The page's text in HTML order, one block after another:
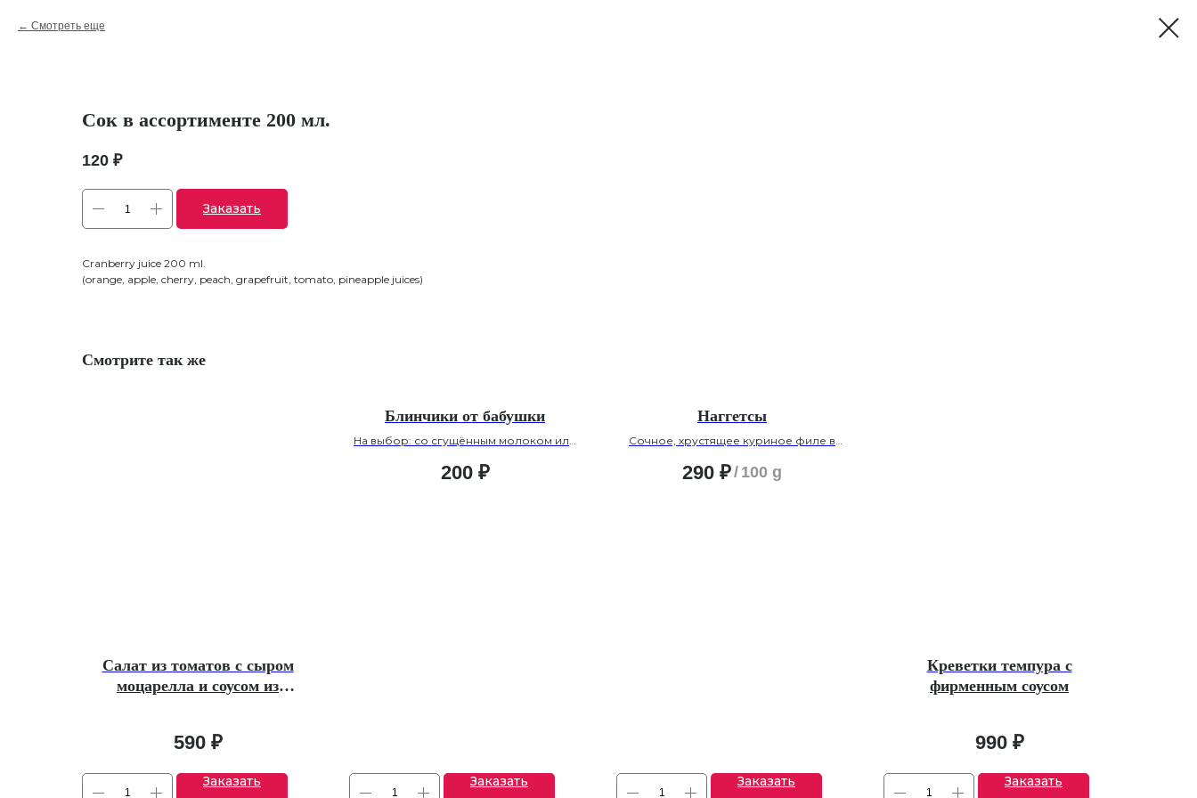
Смотреть еще
Сок в ассортименте 200 мл.
120 ₽
Заказать
Cranberry juice 200 ml.
(orange, apple, cherry, peach, grapefruit, tomato, pineapple juices)
Смотрите так же
Салат из томатов с сыром
моцарелла и соусом из
590 ₽
Заказать
Блинчики от бабушки
На выбор: со сгущённым молоком или
100/30 г
200 ₽
Заказать
Наггетсы
Сочное, хрустящее куриное филе в
290 ₽/ 100 g
Заказать
Креветки темпура с
фирменным соусом
990 ₽
Заказать